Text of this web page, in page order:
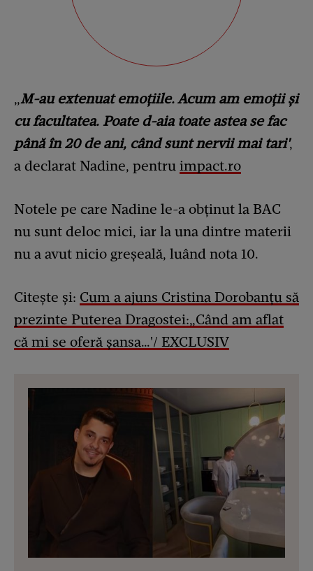
„M-au extenuat emoţiile. Acum am emoţii şi
cu facultatea. Poate d-aia toate astea se fac
până în 20 de ani, când sunt nervii mai tari',
a declarat Nadine, pentru impact.ro
Notele pe care Nadine le-a obținut la BAC
nu sunt deloc mici, iar la una dintre materii
nu a avut nicio greșeală, luând nota 10.
Citește și: Cum a ajuns Cristina Dorobanțu să
prezinte Puterea Dragostei:„Când am aflat
că mi se oferă șansa…'/ EXCLUSIV